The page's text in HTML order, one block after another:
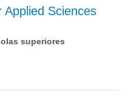
Sciences
superiores